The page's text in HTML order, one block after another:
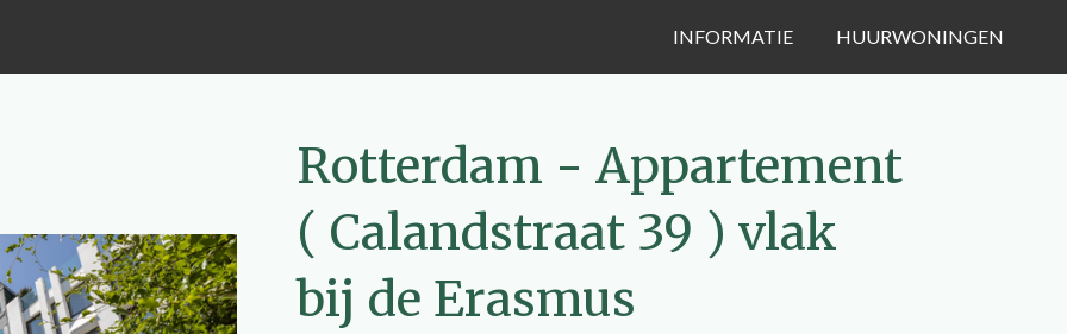
INFORMATIE HUURWONINGEN
Rotterdam - Appartement
( Calandstraat 39 ) vlak
bij de Erasmus